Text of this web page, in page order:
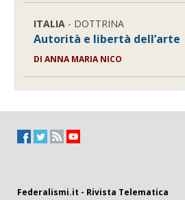
ITALIA - DOTTRINA
Autorità e libertà dell’arte
DIANNA MARIA NICO
Federalismi.it - Rivista Telematica